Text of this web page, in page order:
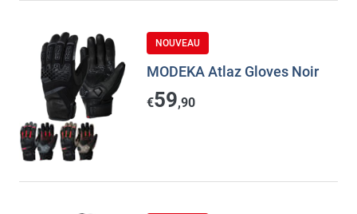
NOUVEAU
MODEKA Atlaz Gloves Noir
€59,90